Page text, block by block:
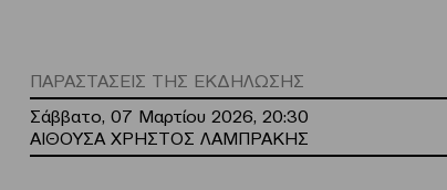
ΠΑΡΑΣΤΑΣΕΙΣ ΤΗΣ ΕΚΔΗΛΩΣΗΣ
Σάββατο, 07 Μαρτίου 2026, 20:30
ΑΙΘΟΥΣΑ ΧΡΗΣΤΟΣ ΛΑΜΠΡΑΚΗΣ